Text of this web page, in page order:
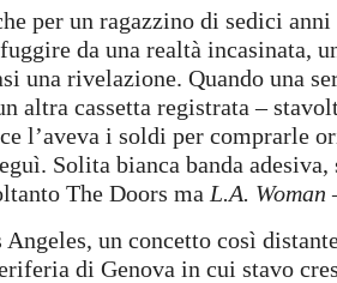
per un ragazzino di sedici
da una realtà incasinata,
una rivelazione. Quando una
altra cassetta registrata –
l’aveva i soldi per comprarle
Solita bianca banda adesiva,
The Doors ma L.A. Woman
un concetto così
di Genova in cui stavo